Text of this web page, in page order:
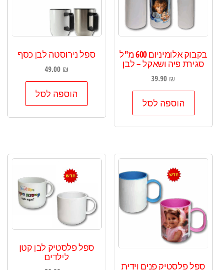
בקבוק אלומיניום 600 מ"ל
סגירת פיה ושאקל – לבן
39.90 ₪
הוספה לסל
ספל נירוסטה לבן כסף
49.00 ₪
הוספה לסל
ספל פלסטיק פנים וידית
ספל פלסטיק לבן קטן
לילדים